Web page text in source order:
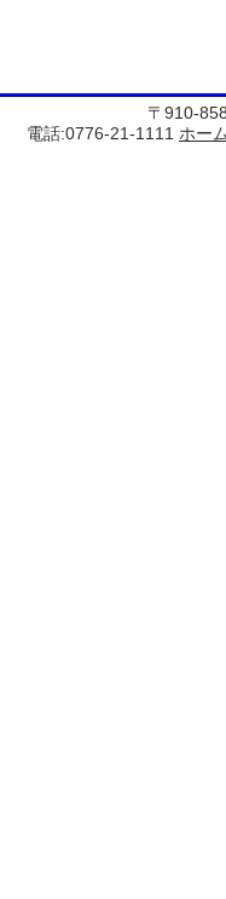
〒910-
電話:0776-21-1111 ホー